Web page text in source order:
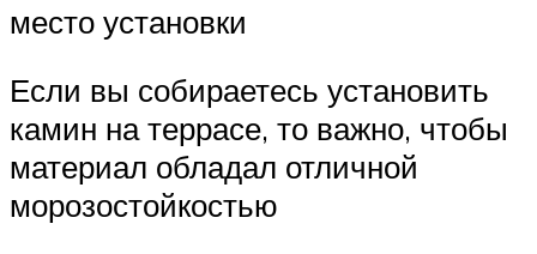
место установки
Если вы собираетесь установить
камин на террасе, то важно, чтобы
материал обладал отличной
морозостойкостью